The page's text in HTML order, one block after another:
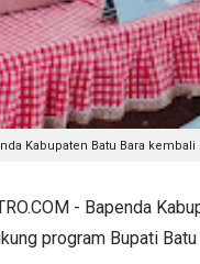
Kabupaten Batu Bara
- Bapenda
program Bupati